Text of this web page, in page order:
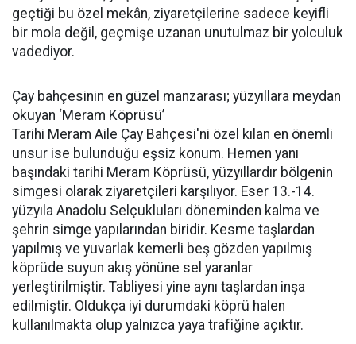
geçtiği bu özel mekân, ziyaretçilerine sadece keyifli
bir mola değil, geçmişe uzanan unutulmaz bir yolculuk
vadediyor.
Çay bahçesinin en güzel manzarası; yüzyıllara meydan
okuyan ‘Meram Köprüsü’
Tarihi Meram Aile Çay Bahçesi'ni özel kılan en önemli
unsur ise bulunduğu eşsiz konum. Hemen yanı
başındaki tarihi Meram Köprüsü, yüzyıllardır bölgenin
simgesi olarak ziyaretçileri karşılıyor. Eser 13.-14.
yüzyıla Anadolu Selçukluları döneminden kalma ve
şehrin simge yapılarından biridir. Kesme taşlardan
yapılmış ve yuvarlak kemerli beş gözden yapılmış
köprüde suyun akış yönüne sel yaranlar
yerleştirilmiştir. Tabliyesi yine aynı taşlardan inşa
edilmiştir. Oldukça iyi durumdaki köprü halen
kullanılmakta olup yalnızca yaya trafiğine açıktır.